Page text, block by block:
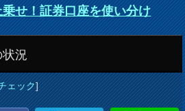
せ！証券口座を使い分け
状況
ェック]